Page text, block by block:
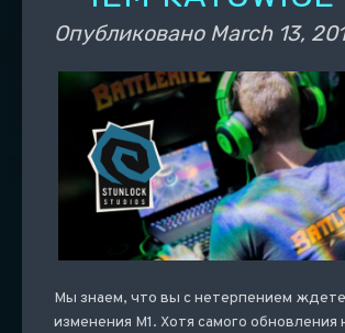
Опубликовано March 13,
Мы знаем, что вы с нетерпением
изменения М1. Хотя самого обновления